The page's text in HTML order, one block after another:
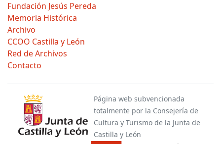
Fundación Jesús Pereda
Memoria Histórica
Archivo
CCOO Castilla y León
Red de Archivos
Contacto
Página web subvencionada
totalmente por la Consejería de
Cultura y Turismo de la Junta de
Castilla y León